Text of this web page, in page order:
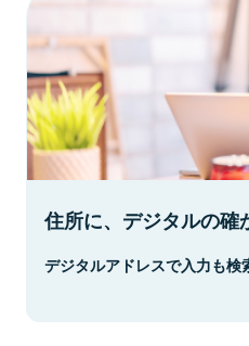
住所に、デジタルの確
デジタルアドレスで入力も検